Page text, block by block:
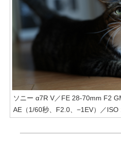
ソニー α7R V／FE 28-70mm F2
AE（1/60秒、F2.0、−1EV）／ISO